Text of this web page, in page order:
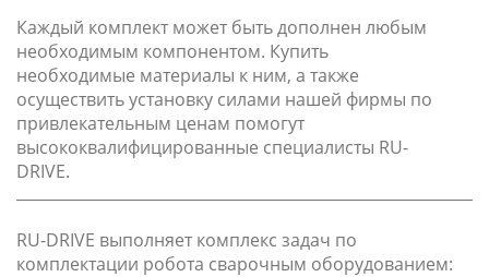
Каждый комплект может быть дополнен любым
необходимым компонентом. Купить
необходимые материалы к ним, а также
осуществить установку силами нашей фирмы по
привлекательным ценам помогут
высококвалифицированные специалисты RU-
DRIVE.
RU-DRIVE выполняет комплекс задач по
комплектации робота сварочным оборудованием: